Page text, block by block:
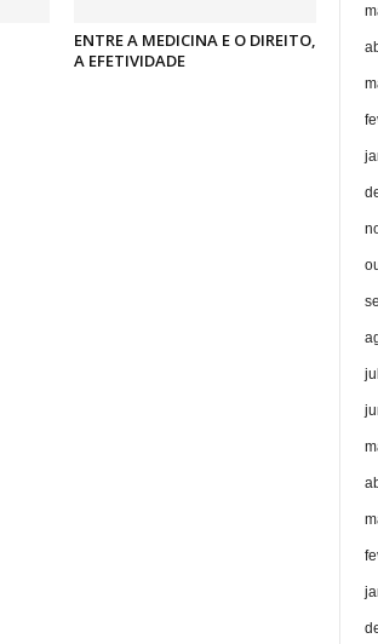
ENTRE A MEDICINA E O DIREITO,
A EFETIVIDADE